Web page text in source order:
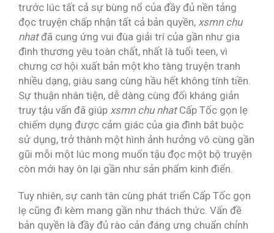
trước lúc tất cả sự bùng nổ của đầy đủ nền tảng
đọc truyện chấp nhận tất cả bản quyền, xsmn chu
nhatđã cung ứng vui đùa giải trí của gần như gia
đình thương yêu toàn chất, nhất là tuổi teen, vì
chưng cơ hội xuất bản một kho tàng truyện tranh
nhiều dạng, giàu sang cùng hầu hết không tính tiền.
Sự thuận nhân tiện, dễ dàng cùng đối kháng giản
truy tậu vấn đã giúp xsmn chu nhatCấp Tốc gọn lẹ
chiếm dụng được cảm giác của gia đình bắt buộc
sử dụng, trở thành một hình ảnh hưởng vô cùng gần
gũi mỗi một lúc mong muốn tậu đọc một bộ truyện
còn mới hay ôn lại gần như sản phẩm kinh điển.
Tuy nhiên, sự canh tân cùng phát triển Cấp Tốc gọn
lẹ cũng đi kèm mang gần như thách thức. Vấn đề
bản quyền là đầy đủ rào cản đáng ưng chuẩn chỉnh